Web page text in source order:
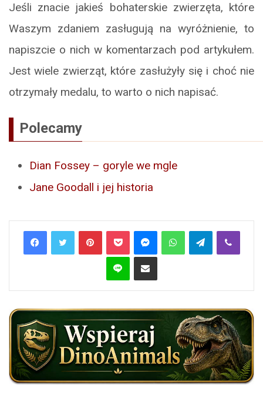
Jeśli znacie jakieś bohaterskie zwierzęta, które
Waszym zdaniem zasługują na wyróżnienie, to
napiszcie o nich w komentarzach pod artykułem.
Jest wiele zwierząt, które zasłużyły się i choć nie
otrzymały medalu, to warto o nich napisać.
Polecamy
Dian Fossey – goryle we mgle
Jane Goodall i jej historia
PinterestPocket MessengerWhatsAppTelegramViber
Line Share via Email